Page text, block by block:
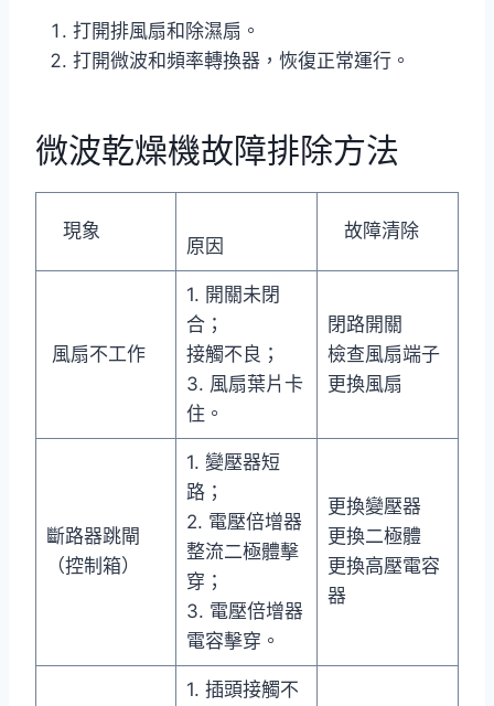
打開排風扇和除濕扇。
打開微波和頻率轉換器，恢復正常運行。
微波乾燥機故障排除方法
現象
原因
故障清除
風扇不工作
1. 開關未閉
合；
接觸不良；
3. 風扇葉片卡
住。
閉路開關
檢查風扇端子
更換風扇
斷路器跳閘
（控制箱）
1. 變壓器短
路；
2. 電壓倍增器
整流二極體擊
穿；
3. 電壓倍增器
電容擊穿。
更換變壓器
更換二極體
更換高壓電容
器
1. 插頭接觸不